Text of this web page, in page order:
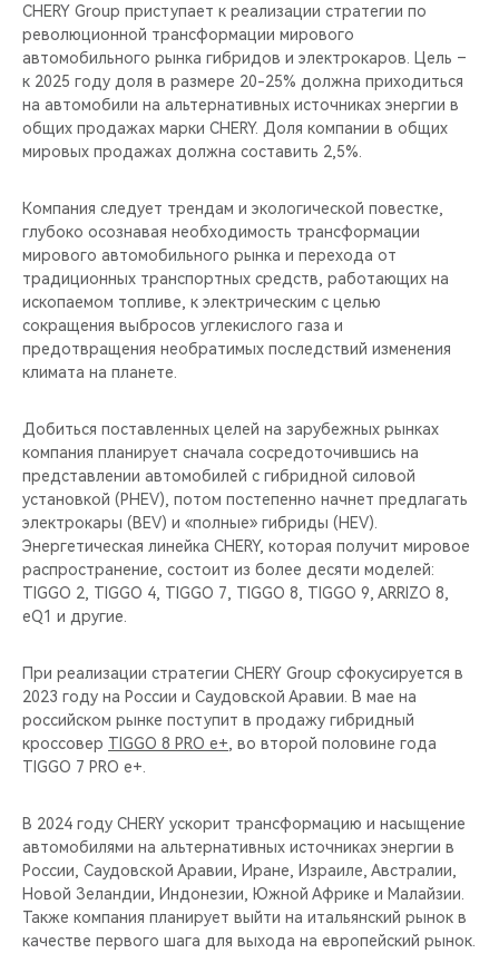
CHERY И СПОРТ
CHERY ДЛЯ ДЕТЕЙ
CHERY Group приступает к реализации стратегии по
революционной трансформации мирового
автомобильного рынка гибридов и электрокаров. Цель –
к 2025 году доля в размере 20-25% должна приходиться
на автомобили на альтернативных источниках энергии в
общих продажах марки CHERY. Доля компании в общих
мировых продажах должна составить 2,5%.
Компания следует трендам и экологической повестке,
глубоко осознавая необходимость трансформации
мирового автомобильного рынка и перехода от
традиционных транспортных средств, работающих на
ископаемом топливе, к электрическим с целью
сокращения выбросов углекислого газа и
предотвращения необратимых последствий изменения
климата на планете.
Добиться поставленных целей на зарубежных рынках
компания планирует сначала сосредоточившись на
представлении автомобилей c гибридной силовой
установкой (PHEV), потом постепенно начнет предлагать
электрокары (BEV) и «полные» гибриды (HEV).
Энергетическая линейка CHERY, которая получит мировое
распространение, состоит из более десяти моделей:
TIGGO 2, TIGGO 4, TIGGO 7, TIGGO 8, TIGGO 9, ARRIZO 8,
eQ1 и другие.
При реализации стратегии CHERY Group сфокусируется в
2023 году на России и Саудовской Аравии. В мае на
российском рынке поступит в продажу гибридный
кроссовер TIGGO 8 PRO e+ , во второй половине года
TIGGO 7 PRO e+.
В 2024 году CHERY ускорит трансформацию и насыщение
автомобилями на альтернативных источниках энергии в
России, Саудовской Аравии, Иране, Израиле, Австралии,
Новой Зеландии, Индонезии, Южной Африке и Малайзии.
Также компания планирует выйти на итальянский рынок в
качестве первого шага для выхода на европейский рынок.